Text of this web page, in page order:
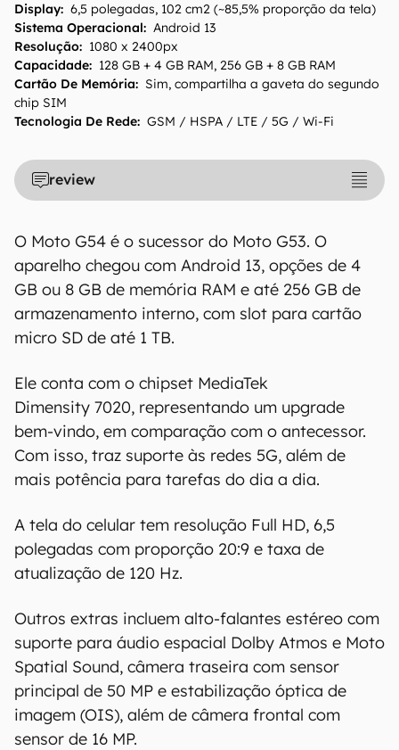
Display: 6,5 polegadas, 102 cm2 (~85,5% proporção da tela)
Sistema Operacional: Android 13
Resolução: 1080 x 2400px
Capacidade: 128 GB + 4 GB RAM, 256 GB + 8 GB RAM
Cartão De Memória: Sim, compartilha a gaveta do segundo
chip SIM
Tecnologia De Rede: GSM / HSPA / LTE / 5G / Wi-Fi
review
O Moto G54 é o sucessor do Moto G53. O
aparelho chegou com Android 13, opções de 4
GB ou 8 GB de memória RAM e até 256 GB de
armazenamento interno, com slot para cartão
micro SD de até 1 TB.
Ele conta com o chipset MediaTek
Dimensity 7020, representando um upgrade
bem-vindo, em comparação com o antecessor.
Com isso, traz suporte às redes 5G, além de
mais potência para tarefas do dia a dia.
A tela do celular tem resolução Full HD, 6,5
polegadas com proporção 20:9 e taxa de
atualização de 120 Hz.
Outros extras incluem alto-falantes estéreo com
suporte para áudio espacial Dolby Atmos e Moto
Spatial Sound, câmera traseira com sensor
principal de 50 MP e estabilização óptica de
imagem (OIS), além de câmera frontal com
sensor de 16 MP.
encontrar e manter atualizadas as
informações presentes em nossas fichas
técnicas, porém tenha em mente que
especificações e recursos podem variar entre
regiões e países. Portanto, recomendamos
que você visite o site oficial do fabricante ou
confirmar suas características detalhadas e
regionais.
por quaisquer erros ou omissões, ou mesmo
os resultados obtidos com o uso dessas
informações. As informações são fornecidas
"como estão", sem qualquer garantia de
precisão, detalhes, variações ou em relação
informações.